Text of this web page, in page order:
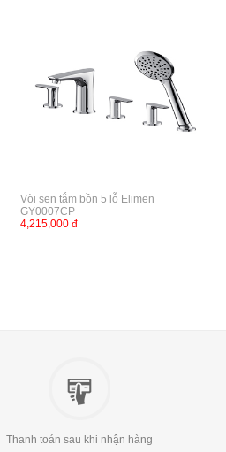
Vòi sen tắm bồn 5 lỗ Elimen
GY0007CP
4,215,000 đ
Thanh toán sau khi nhận hàng